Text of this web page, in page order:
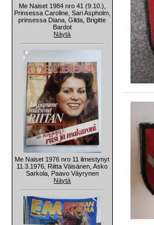
Me Naiset 1984 nro 41 (9.10.),
Prinsessa Caroline, Sari Aspholm,
prinsessa Diana, Gilda, Brigitte
Bardot
Näytä
Me Naiset 1976 nro 11 ilmestynyt
11.3.1976, Riitta Väisänen, Asko
Sarkola, Paavo Väyrynen
Näytä